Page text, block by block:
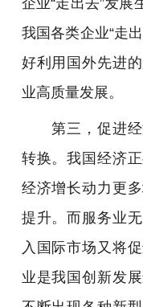
我国各类企业“走
好利用国外先进
业高质量发展。
第三，促进经
转换。我国经济
经济增长动力更
提升。而服务业
入国际市场又将
业是我国创新发